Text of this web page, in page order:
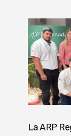
La ARP